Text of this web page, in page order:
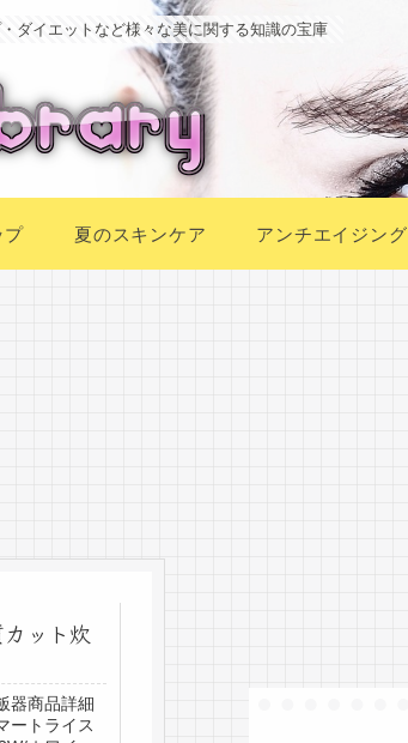
ダイエットなど様々な美に関する知識の宝庫
プ 夏のスキンケア アンチエイジング
ット炊
器商品詳細
ートライス